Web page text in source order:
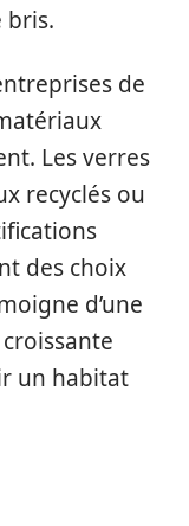
bris.
de
Les verres
recyclés ou
des choix
d’une
un habitat